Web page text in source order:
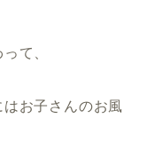
て、
お子さんのお風